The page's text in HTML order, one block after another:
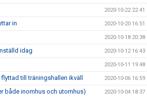
2020-10-22 22:41
in 2020-10-20 16:51
2020-10-18 20:38
idag 2020-10-12 16:43
2020-10-11 19:48
till träningshallen ikväll 2020-10-06 16:59
både inomhus och utomhus) 2020-10-04 18:37